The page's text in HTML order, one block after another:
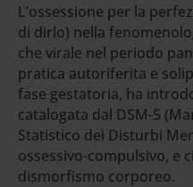
L’ossessione per la
di dirlo) nella
che virale nel periodo
pratica autoriferita e
fase gestatoria, ha
catalogata dal DSM-5
Statistico dei Disturbi
ossessivo-compulsivo, e
dismorfismo corporeo.